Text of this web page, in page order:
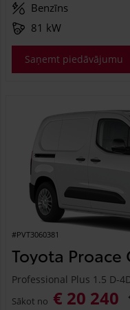
Benzīns
81 kW
Saņemt piedāvājumu
#PVT3060381
Toyota Proace
Professional Plus 1.5 D-
Sākot no € 20 240